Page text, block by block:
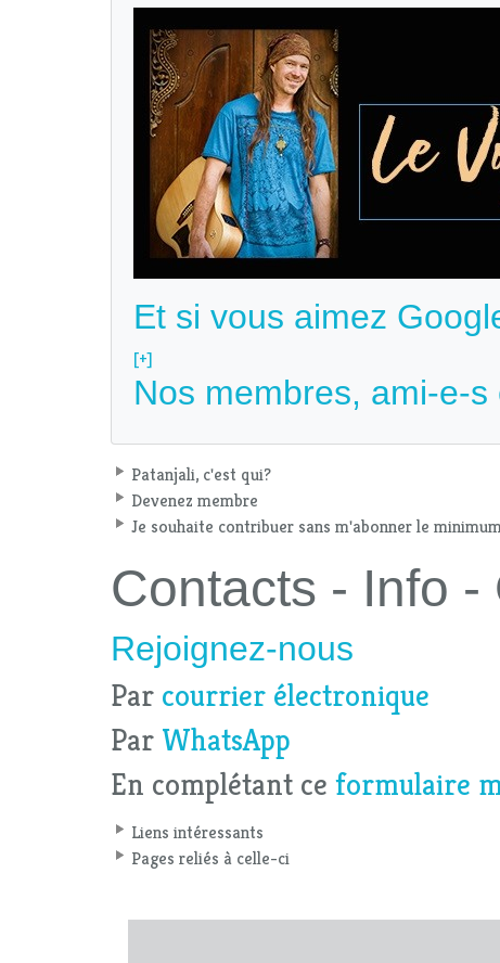
Et si vous aimez
[+]
Nos membres, ami-e-
Patanjali, c'est qui?
Devenez membre
Je souhaite contribuer sans m'abonner le
Contacts - Info -
Rejoignez-nous
Par courrier électronique
Par WhatsApp
En complétant ce formulaire
Liens intéressants
Pages reliés à celle-ci